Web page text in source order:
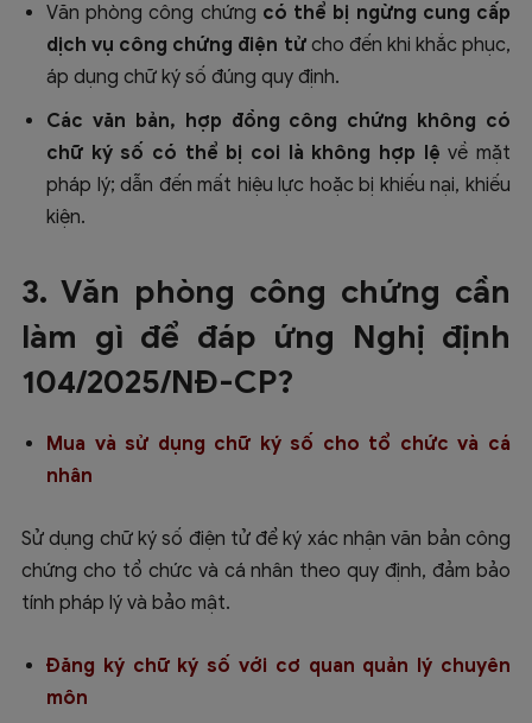
Văn phòng công chứng có thể bị ngừng cung cấp
dịch vụ công chứng điện tửcho đến khi khắc phục,
áp dụng chữ ký số đúng quy định.
Các văn bản, hợp đồng công chứng không có
chữ ký số có thể bị coi là không hợp lệ về mặt
pháp lý; dẫn đến mất hiệu lực hoặc bị khiếu nại, khiếu
kiện.
3. Văn phòng công chứng cần
làm gì để đáp ứng Nghị định
104/2025/NĐ-CP?
Mua và sử dụng chữ ký số cho tổ chức và cá
nhân
Sử dụng chữ ký số điện tử để ký xác nhận văn bản công
chứng cho tổ chức và cá nhân theo quy định, đảm bảo
tính pháp lý và bảo mật.
Đăng ký chữ ký số với cơ quan quản lý chuyên
môn